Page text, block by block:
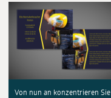
Von nun an konzentrieren Sie